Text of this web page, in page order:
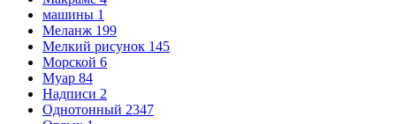
машины 1
Меланж 199
Мелкий рисунок 145
Морской 6
Муар 84
Надписи 2
Однотонный 2347